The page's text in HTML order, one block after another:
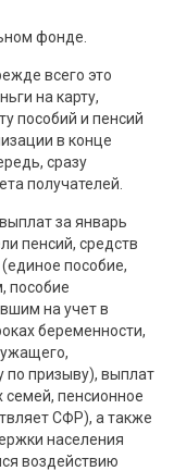
фонде.
всего это
на карту,
пособий и пенсий
в конце
сразу
получателей.
за январь
пенсий, средств
пособие,
пособие
на учет в
беременности,
призыву), выплат
пенсионное
СФР), а также
населения
воздействию